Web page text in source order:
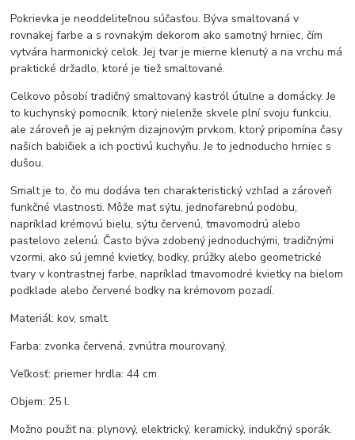
Pokrievka je neoddeliteľnou súčasťou. Býva smaltovaná v
rovnakej farbe a s rovnakým dekorom ako samotný hrniec, čím
vytvára harmonický celok. Jej tvar je mierne klenutý a na vrchu má
praktické držadlo, ktoré je tiež smaltované.
Celkovo pôsobí tradičný smaltovaný kastról útulne a domácky. Je
to kuchynský pomocník, ktorý nielenže skvele plní svoju funkciu,
ale zároveň je aj pekným dizajnovým prvkom, ktorý pripomína časy
našich babičiek a ich poctivú kuchyňu. Je to jednoducho hrniec s
dušou.
Smalt je to, čo mu dodáva ten charakteristický vzhľad a zároveň
funkčné vlastnosti. Môže mať sýtu, jednofarebnú podobu,
napríklad krémovú bielu, sýtu červenú, tmavomodrú alebo
pastelovo zelenú. Často býva zdobený jednoduchými, tradičnými
vzormi, ako sú jemné kvietky, bodky, prúžky alebo geometrické
tvary v kontrastnej farbe, napríklad tmavomodré kvietky na bielom
podklade alebo červené bodky na krémovom pozadí.
Materiál: kov, smalt.
Farba: zvonka červená, zvnútra mourovaný.
Veľkosť: priemer hrdla: 44 cm.
Objem: 25 l.
Možno použiť na: plynový, elektrický, keramický, indukčný sporák.